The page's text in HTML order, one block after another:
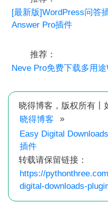
[最新版]WordPress问答
Answer Pro插件
推荐：
Neve Pro免费下载多用
晓得博客，版权所有丨
晓得博客
»
Easy Digital
插件
转载请保留链接：
https://
digital-downloads-